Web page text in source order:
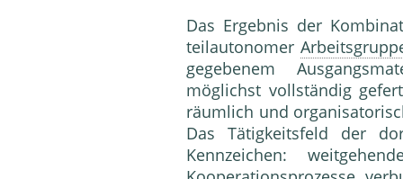
Das Ergebnis der
teilautonomer
gegebenem
möglichst vollständig
räumlich und
Das Tätigkeitsfeld der
Kennzeichen: